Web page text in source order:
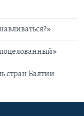
стран Балтии